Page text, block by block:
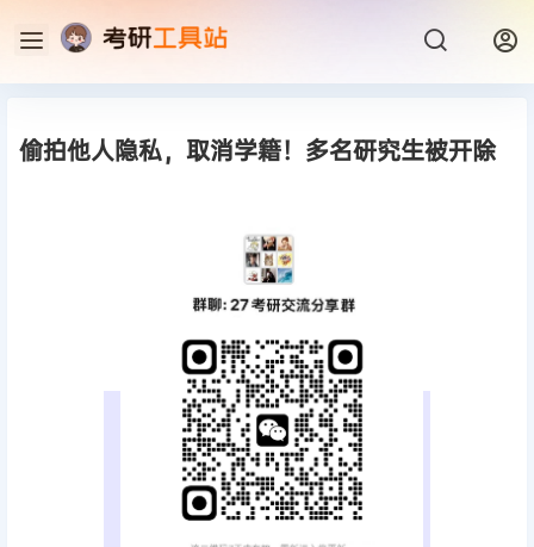
偷拍他人隐私，取消学籍！多名研究生被开除